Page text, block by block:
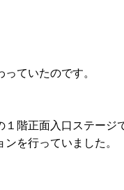
ていたのです。
１階正面入口ステージ
を行っていました。